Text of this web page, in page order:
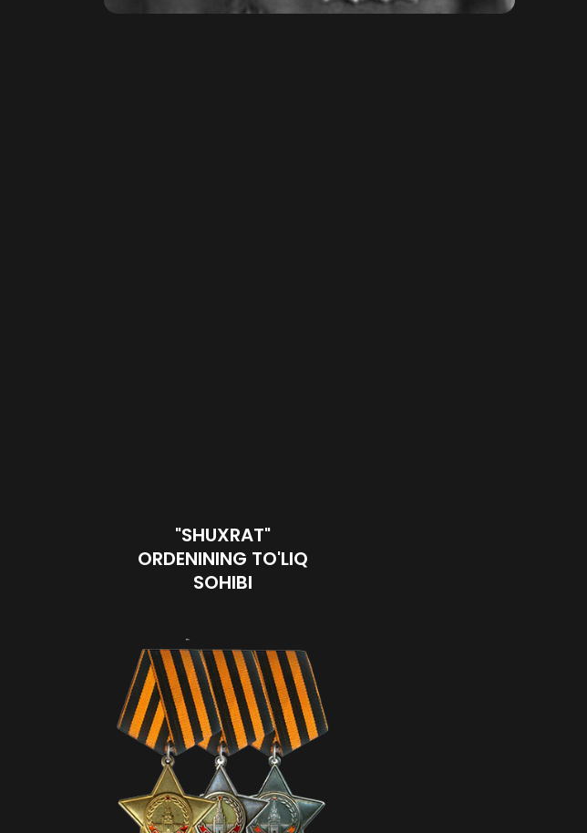
"SHUXRAT"
ORDENINING TO'LIQ
SOHIBI